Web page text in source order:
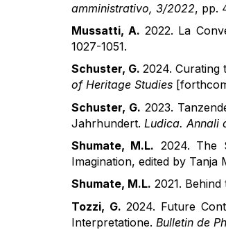
amministrativo, 3/2022, pp.
Mussatti, A. 2022. La
1027-1051.
Schuster, G. 2024. Curating
of Heritage Studies
Schuster, G. 2023.
Jahrhundert. Ludica. Annali
Shumate, M.L. 2024. The
Imagination, edited by
Shumate, M.L. 2021.
Tozzi, G. 2024. Future
Interpretatione. Bulletin de